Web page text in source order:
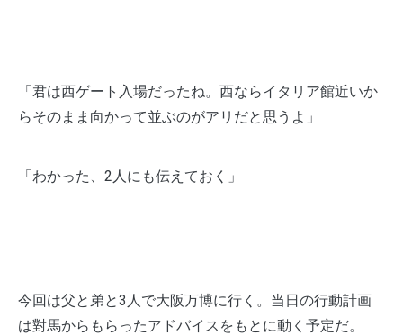
「君は西ゲート入場だったね。西ならイタリア館近いか
らそのまま向かって並ぶのがアリだと思うよ」
「わかった、2人にも伝えておく」
今回は父と弟と3人で大阪万博に行く。当日の行動計画
は對馬からもらったアドバイスをもとに動く予定だ。